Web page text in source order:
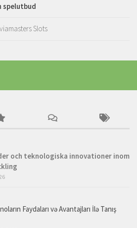
spelutbud
Slots
och teknologiska innovationer inom
Faydaları və Avantajları İlə Tanış